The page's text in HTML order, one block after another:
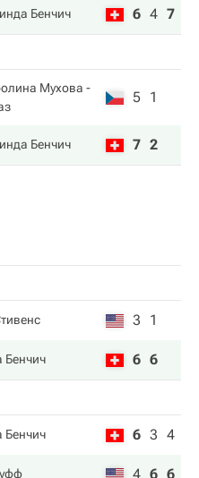
Бенчич 6 4 7
Мухова -
5 1
Бенчич 7 2
3 1
Бенчич 6 6
Бенчич 6 3 4
4 6 6